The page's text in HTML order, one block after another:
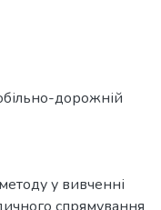
дорожній
у вивченні